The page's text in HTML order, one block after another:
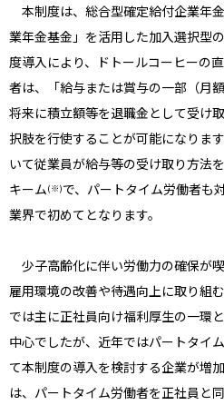
本制度は、総合型確定給付企業年
業年金基金」を活用した加入選択型
度導入により、ドトールコーヒーの
者は、「給与または賞与の一部（月
将来に積立額等を退職金として受け
択肢を行使することが可能になりま
いて従業員が給与等の受け取り方法
キーム(※)で、パートタイム労働者も
業界で初めてとなります。
少子高齢化に伴い労働力の確保が
雇用環境の改善や待遇向上に取り組
では主に正社員向け福利厚生の一環
中心でしたが、近年ではパートタイ
て本制度の導入を検討する企業が増
は、パートタイム労働者を正社員と